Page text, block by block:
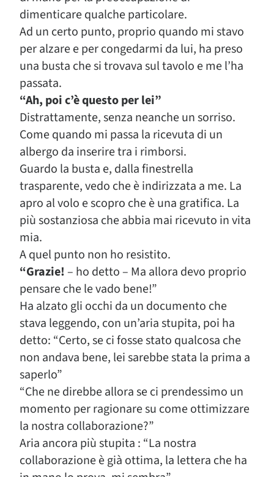
dimenticare qualche particolare.
Ad un certo punto, proprio quando mi stavo
per alzare e per congedarmi da lui, ha preso
una busta che si trovava sul tavolo e me l’ha
passata.
“Ah, poi c’è questo per lei”
Distrattamente, senza neanche un sorriso.
Come quando mi passa la ricevuta di un
albergo da inserire tra i rimborsi.
Guardo la busta e, dalla finestrella
trasparente, vedo che è indirizzata a me. La
apro al volo e scopro che è una gratifica. La
più sostanziosa che abbia mai ricevuto in vita
mia.
A quel punto non ho resistito.
“Grazie! – ho detto – Ma allora devo proprio
pensare che le vado bene!”
Ha alzato gli occhi da un documento che
stava leggendo, con un’aria stupita, poi ha
detto: “Certo, se ci fosse stato qualcosa che
non andava bene, lei sarebbe stata la prima a
saperlo”
“Che ne direbbe allora se ci prendessimo un
momento per ragionare su come ottimizzare
la nostra collaborazione?”
Aria ancora più stupita : “La nostra
collaborazione è già ottima, la lettera che ha